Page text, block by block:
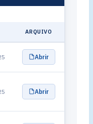
ARQUIVO
Abrir
Abrir